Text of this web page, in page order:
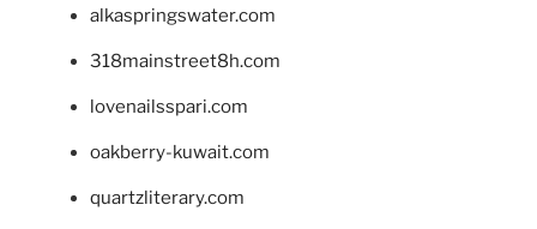
alkaspringswater.com
318mainstreet8h.com
lovenailsspari.com
oakberry-kuwait.com
quartzliterary.com